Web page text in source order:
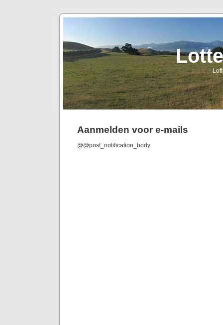
Aanmelden voor e-mails
@@post_notification_body